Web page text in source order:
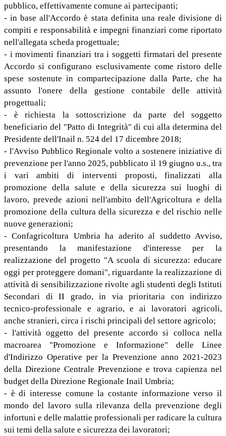
pubblico, effettivamente comune ai partecipanti;
- in base all'Accordo è stata definita una reale divisione di
compiti e responsabilità e impegni finanziari come riportato
nell'allegata scheda progettuale;
- i movimenti finanziari tra i soggetti firmatari del presente
Accordo si configurano esclusivamente come ristoro delle
spese sostenute in compartecipazione dalla Parte, che ha
assunto l'onere della gestione contabile delle attività
progettuali;
- è richiesta la sottoscrizione da parte del soggetto
beneficiario del "Patto di Integrità" di cui alla determina del
Presidente dell'Inail n. 524 del 17 dicembre 2018;
- l'Avviso Pubblico Regionale volto a sostenere iniziative di
prevenzione per l'anno 2025, pubblicato il 19 giugno u.s., tra
i vari ambiti di interventi proposti, finalizzati alla
promozione della salute e della sicurezza sui luoghi di
lavoro, prevede azioni nell'ambito dell'Agricoltura e della
promozione della cultura della sicurezza e del rischio nelle
nuove generazioni;
- Confagricoltura Umbria ha aderito al suddetto Avviso,
presentando la manifestazione d'interesse per la
realizzazione del progetto "A scuola di sicurezza: educare
oggi per proteggere domani", riguardante la realizzazione di
attività di sensibilizzazione rivolte agli studenti degli Istituti
Secondari di II grado, in via prioritaria con indirizzo
tecnico-professionale e agrario, e ai lavoratori agricoli,
anche stranieri, circa i rischi principali del settore agricolo;
- l'attività oggetto del presente accordo si colloca nella
macroarea "Promozione e Informazione" delle Linee
d'Indirizzo Operative per la Prevenzione anno 2021-2023
della Direzione Centrale Prevenzione e trova capienza nel
budget della Direzione Regionale Inail Umbria;
- è di interesse comune la costante informazione verso il
mondo del lavoro sulla rilevanza della prevenzione degli
infortuni e delle malattie professionali per radicare la cultura
sui temi della salute e sicurezza dei lavoratori;